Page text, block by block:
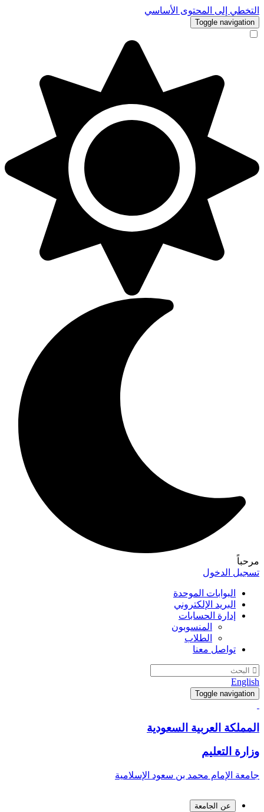
التخطي إلى المحتوى الأساسي
Toggle navigation
مرحباً
تسجيل الدخول
البوابات الموحدة
البريد الإلكتروني
إدارة الحسابات
المنسوبون
الطلاب
تواصل معنا
English
Toggle navigation
المملكة العربية السعودية
وزارة التعليم
جامعة الإمام محمد بن سعود الإسلامية
عن الجامعة